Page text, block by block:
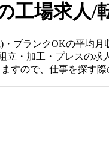
工場求人/
ブランクOKの平均
・加工・プレスの求
すので、仕事を探す際